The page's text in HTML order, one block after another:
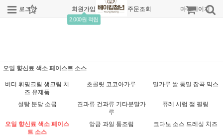
로그인 회원가입
2,000원 적립
주문조회 마이페이지
오일 향신료 색소 페이스트 소스
버터 휘핑크림 생크림 치
즈 유제품
초콜릿 코코아가루 밀가루 쌀 통밀 잡곡 믹스
설탕 분당 소금
견과류 건과류 기타분말가
루
퓨레 시럽 잼 필링
오일 향신료 색소 페이스
트 소스
앙금 과일 통조림 코다노 소스 드레싱 치즈